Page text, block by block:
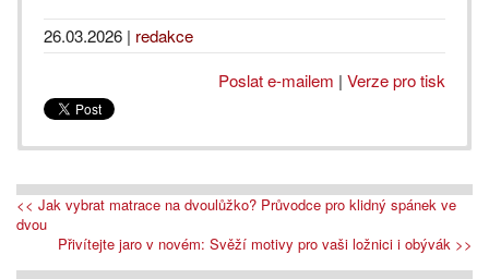
26.03.2026 | redakce
Poslat e-mailem | Verze pro tisk
<< Jak vybrat matrace na dvoulůžko? Průvodce pro klidný spánek ve
dvou
Přivítejte jaro v novém: Svěží motivy pro vaši ložnici i obývák >>